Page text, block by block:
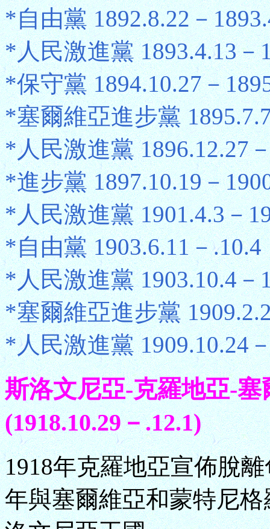
*自由黨 1892.8.22－
*人民激進黨 1893.4.13－
*保守黨 1894.10.27－
*塞爾維亞進步黨
*人民激進黨 1896.12.27
*進步黨 1897.10.19－
*人民激進黨 1901.4.3－
*自由黨 1903.6.11－.10.4
*人民激進黨 1903.10.4－
*塞爾維亞進步黨
*人民激進黨 1909.10.24
斯洛文尼亞-克羅地亞-塞
(1918.10.29－.12.1)
1918年克羅地亞宣佈脫
年與塞爾維亞和蒙特尼